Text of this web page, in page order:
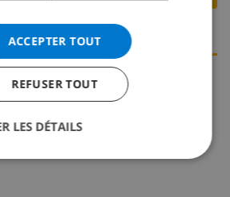
plus sur:
>Costa Blanca>Javea
ACCEPTER TOUT
REFUSER TOUT
LES DÉTAILS